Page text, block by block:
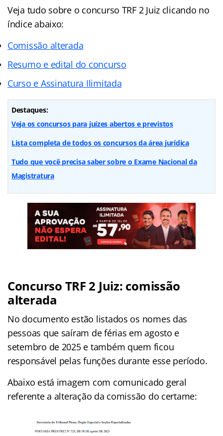
Veja tudo sobre o concurso TRF 2 Juiz clicando no
índice abaixo:
Comissão alterada
Resumo e edital do concurso
Curso e Assinatura Ilimitada
Destaques:
Veja os concursos para juízes abertos e previstos
Lista completa de todos os concursos da área jurídica
Tudo que você precisa saber sobre o Exame Nacional da
Magistratura
Concurso TRF 2 Juiz: comissão
alterada
No documento estão listados os nomes das
pessoas que saíram de férias em agosto e
setembro de 2025 e também quem ficou
responsável pelas funções durante esse período.
Abaixo está imagem com comunicado geral
referente a alteração da comissão do certame: